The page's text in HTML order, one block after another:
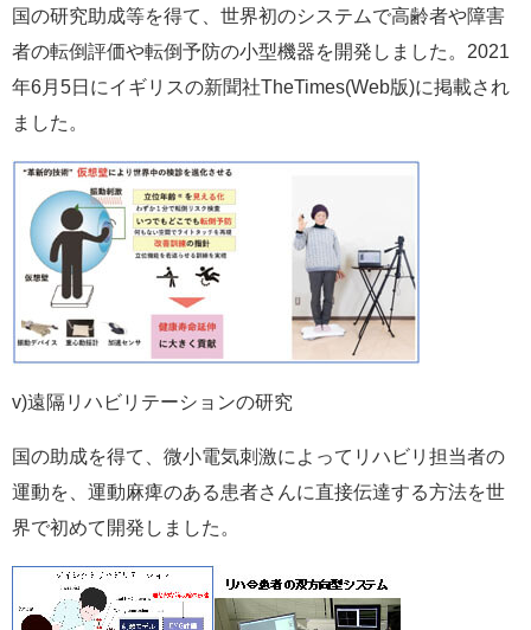
国の研究助成等を得て、世界初のシステムで高齢者や障害
者の転倒評価や転倒予防の小型機器を開発しました。2021
年6月5日にイギリスの新聞社TheTimes(Web版)に掲載され
ました。
v)遠隔リハビリテーションの研究
国の助成を得て、微小電気刺激によってリハビリ担当者の
運動を、運動麻痺のある患者さんに直接伝達する方法を世
界で初めて開発しました。